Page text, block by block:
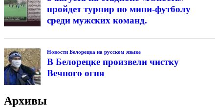
пройдет турнир по мини-футболу
среди мужских команд.
Новости Белорецка на русском языке
В Белорецке произвели чистку
Вечного огня
Архивы